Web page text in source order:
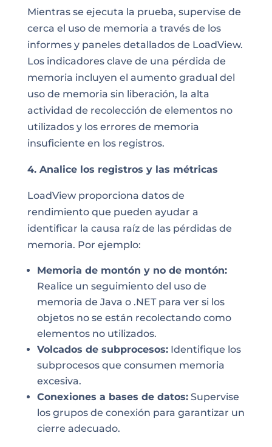
Mientras se ejecuta la prueba, supervise de
cerca el uso de memoria a través de los
informes y paneles detallados de LoadView.
Los indicadores clave de una pérdida de
memoria incluyen el aumento gradual del
uso de memoria sin liberación, la alta
actividad de recolección de elementos no
utilizados y los errores de memoria
insuficiente en los registros.
4. Analice los registros y las métricas
LoadView proporciona datos de
rendimiento que pueden ayudar a
identificar la causa raíz de las pérdidas de
memoria. Por ejemplo:
Memoria de montón y no de montón:
Realice un seguimiento del uso de
memoria de Java o .NET para ver si los
objetos no se están recolectando como
elementos no utilizados.
Volcados de subprocesos:Identifique los
subprocesos que consumen memoria
excesiva.
Conexiones a bases de datos:Supervise
los grupos de conexión para garantizar un
cierre adecuado.